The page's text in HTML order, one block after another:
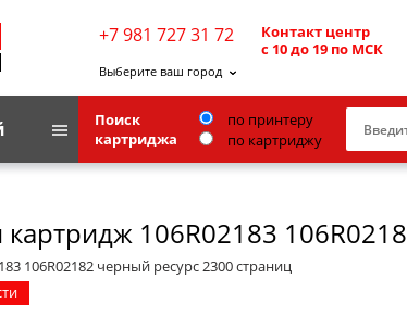
+7 981 727 31 72
Контакт центр
с 10 до 19 по МСК
Выберите ваш город
HP
Konica Minolta
Поиск
картриджа
по принтеру
по картриджу
106R02183
106R02182 черный ресурс 2300 страниц